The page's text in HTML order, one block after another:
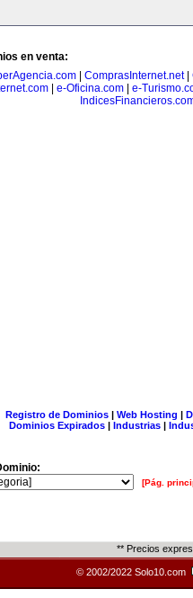
en venta:
| ComprasInternet.net|
e-Oficina.com
e-
Registro de Dominios| Web Hosting |
Dominios Expirados | Industrias |
[Pág.
** Precios
© 2002/2022 Solo10.com